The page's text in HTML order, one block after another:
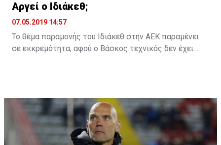
Αργεί ο Ιδιάκεθ;
07.05.2019 14:57
Το θέμα παραμονής του Ιδιάκεθ στην ΑΕΚ παραμένει
σε εκκρεμότητα, αφού ο Βάσκος τεχνικός δεν έχει